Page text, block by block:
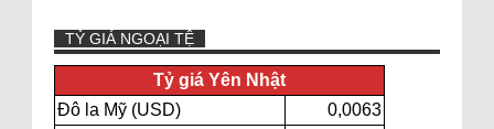
TỶ GIÁ NGOẠI TỆ
Tỷ giá Yên Nhật
Đô la Mỹ (USD)
0,0063